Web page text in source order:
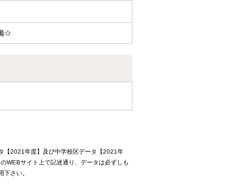
☆
【2021年度】及び中学校区データ【2021年
WEBサイト上で記述通り、データは必ずしも
さい。